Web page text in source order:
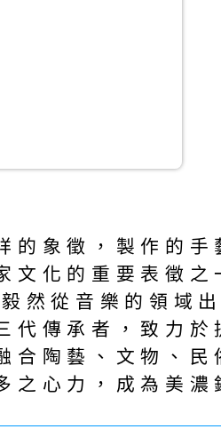
的象徵，製作的手
文化的重要表徵之
然從音樂的領域
代傳承者，致力於
合陶藝、文物、民
之心力，成為美濃